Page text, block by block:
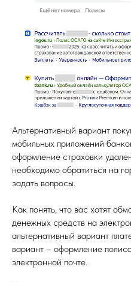
Альтернативный вариант
мобильных приложений
оформление страховки
необходимо обратиться на
задать вопросы.
Как понять, что вас хотят
денежных средств на
альтернативный вариант
вариант – оформление
электронной почте.